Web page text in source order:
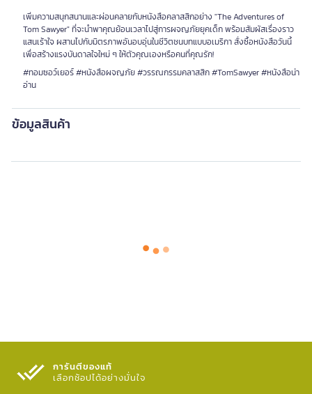
เพิ่มความสนุกสนานและผ่อนคลายกับหนังสือคลาสสิกอย่าง "The Adventures of
Tom Sawyer" ที่จะนำพาคุณย้อนเวลาไปสู่การผจญภัยยุคเด็ก พร้อมสัมผัสเรื่องราว
แสนเร้าใจ ผสานไปกับมิตรภาพอันอบอุ่นในชีวิตชนบทแบบอเมริกา สั่งซื้อหนังสือวันนี้
เพื่อสร้างแรงบันดาลใจใหม่ ๆ ให้ตัวคุณเองหรือคนที่คุณรัก!
#ทอมซอว์เยอร์ #หนังสือผจญภัย #วรรณกรรมคลาสสิก #TomSawyer #หนังสือน่า
อ่าน
ข้อมูลสินค้า
การันตีของแท้
เลือกช้อปได้อย่างมั่นใจ​